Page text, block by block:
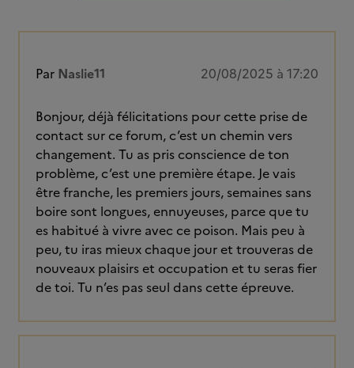
Par Naslie11 20/08/2025 à 17:20
Bonjour, déjà félicitations pour cette prise de
contact sur ce forum, c’est un chemin vers
changement. Tu as pris conscience de ton
problème, c’est une première étape. Je vais
être franche, les premiers jours, semaines sans
boire sont longues, ennuyeuses, parce que tu
es habitué à vivre avec ce poison. Mais peu à
peu, tu iras mieux chaque jour et trouveras de
nouveaux plaisirs et occupation et tu seras fier
de toi. Tu n’es pas seul dans cette épreuve.